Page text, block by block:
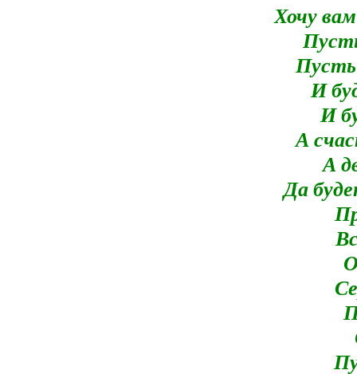
Хочу
Пусть
И
И
А
А
Да